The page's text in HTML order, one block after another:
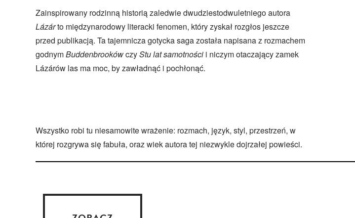
Zainspirowany rodzinną historią zaledwie dwudziestodwuletniego autora
Lázárto międzynarodowy literacki fenomen, który zyskał rozgłos jeszcze
przed publikacją. Ta tajemnicza gotycka saga została napisana z rozmachem
godnymBuddenbrookówczyStu lat samotności i niczym otaczający zamek
Lázárów las ma moc, by zawładnąć i pochłonąć.
Wszystko robi tu niesamowite wrażenie: rozmach, język, styl, przestrzeń, w
której rozgrywa się fabuła, oraz wiek autora tej niezwykle dojrzałej powieści.